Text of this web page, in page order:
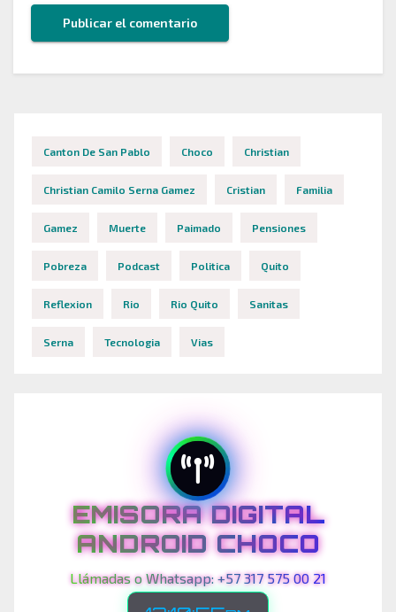
Canton De San Pablo Choco Christian
Christian Camilo Serna Gamez Cristian Familia
Gamez Muerte Paimado Pensiones
Pobreza Podcast Politica Quito
Reflexion Rio Rio Quito Sanitas
Serna Tecnologia Vias
EMISORA DIGITAL
ANDROID CHOCO
Llámadas o Whatsapp: +57 317 575 00 21